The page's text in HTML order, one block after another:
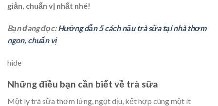
giản, chuẩn vị nhất nhé!
Bạn đang đọc:Hướng dẫn 5 cách nấu trà sữa tại nhà thơm
ngon, chuẩn vị
hide
Những điều bạn cần biết về trà sữa
Một ly trà sữa thơm lừng, ngọt dịu, kết hợp cùng một ít